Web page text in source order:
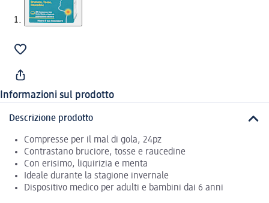
Informazioni sul prodotto
Descrizione prodotto
Compresse per il mal di gola, 24pz
Contrastano bruciore, tosse e raucedine
Con erisimo, liquirizia e menta
Ideale durante la stagione invernale
Dispositivo medico per adulti e bambini dai 6 anni